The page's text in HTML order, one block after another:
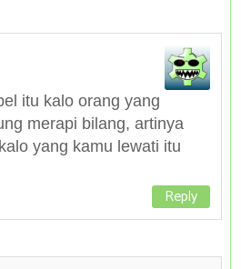
itu kalo orang yang
merapi bilang, artinya
yang kamu lewati itu
Reply